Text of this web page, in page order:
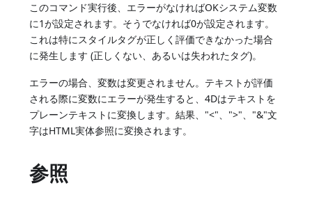
このコマンド実行後、エラーがなければOKシステム変数
に1が設定されます。そうでなければ0が設定されます。
これは特にスタイルタグが正しく評価できなかった場合
に発生します (正しくない、あるいは失われたタグ)。
エラーの場合、変数は変更されません。テキストが評価
される際に変数にエラーが発生すると、4Dはテキストを
プレーンテキストに変換します。結果、"<"、">"、"&"文
字はHTML実体参照に変換されます。
参照